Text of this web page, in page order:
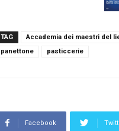
TAG Accademia dei maestri del
panettone
pasticcerie
Facebook